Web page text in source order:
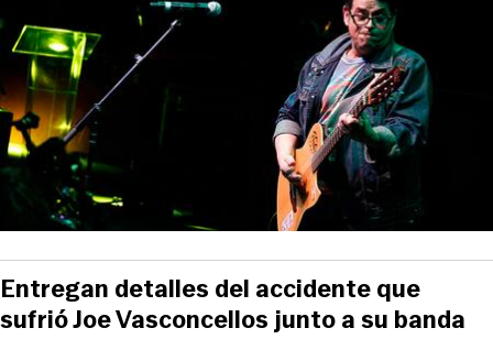
Entregan detalles del accidente que
sufrió Joe Vasconcellos junto a su banda